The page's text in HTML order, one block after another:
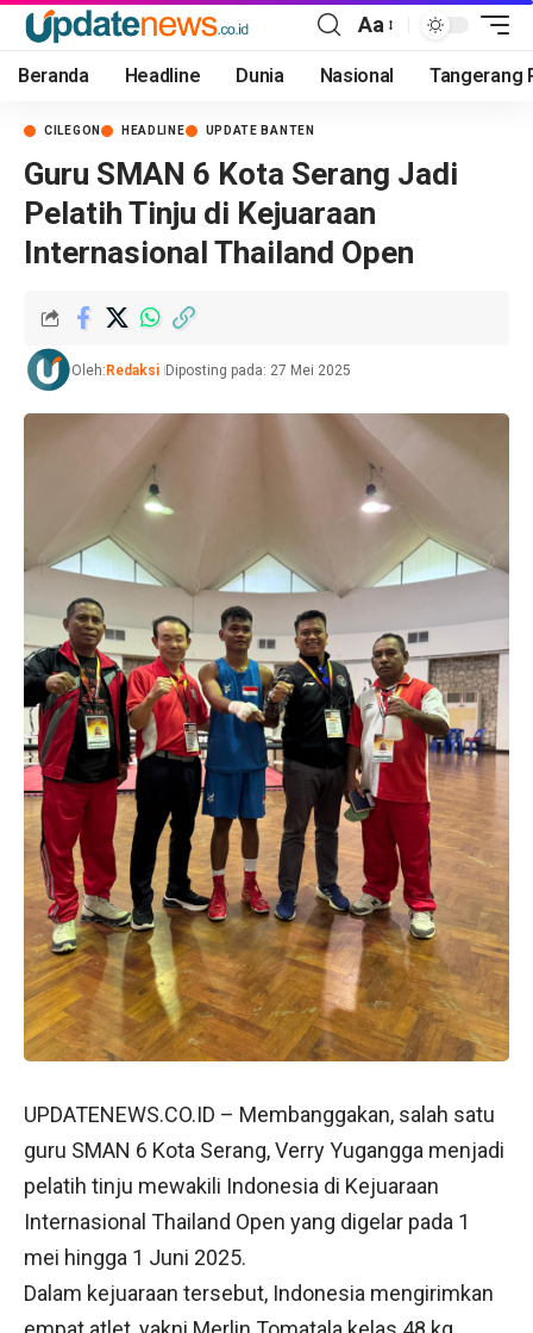
Aa
Beranda Headline Dunia Nasional Tangerang
CILEGON HEADLINE UPDATE BANTEN
Guru SMAN 6 Kota Serang Jadi
Pelatih Tinju di Kejuaraan
Internasional Thailand Open
Oleh: Redaksi Diposting pada: 27 Mei 2025
UPDATENEWS.CO.ID – Membanggakan, salah satu
guru SMAN 6 Kota Serang, Verry Yugangga menjadi
pelatih tinju mewakili Indonesia di Kejuaraan
Internasional Thailand Open yang digelar pada 1
mei hingga 1 Juni 2025.
Dalam kejuaraan tersebut, Indonesia mengirimkan